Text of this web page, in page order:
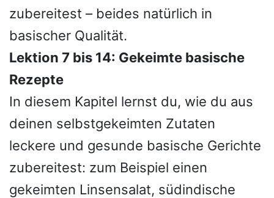
zubereitest – beides natürlich in
basischer Qualität.
Lektion 7 bis 14: Gekeimte basische
Rezepte
In diesem Kapitel lernst du, wie du aus
deinen selbstgekeimten Zutaten
leckere und gesunde basische Gerichte
zubereitest: zum Beispiel einen
gekeimten Linsensalat, südindische